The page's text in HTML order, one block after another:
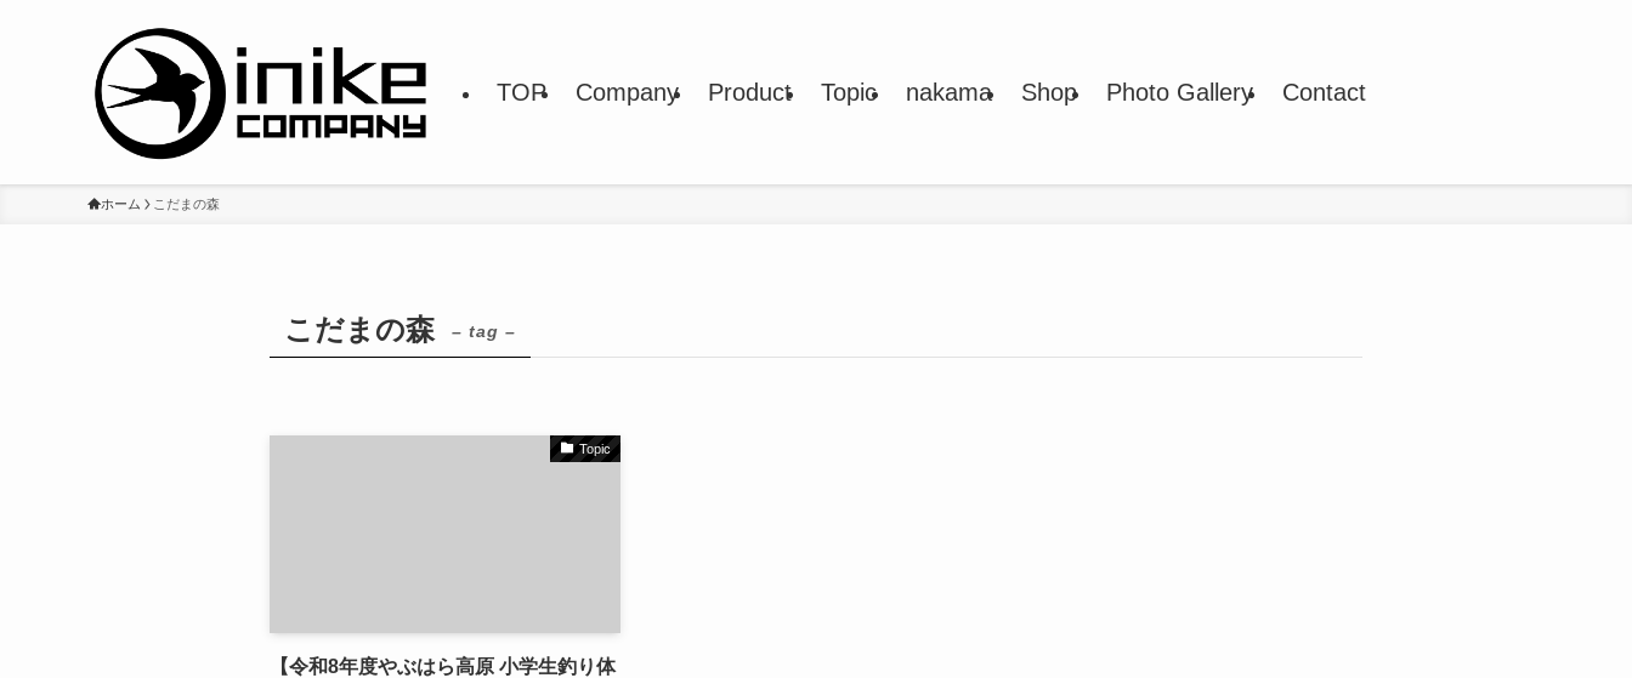
TOP Company Product Topic nakama Shop Photo Gallery Contact
ホーム こだまの森
こだまの森 – tag –
Topic
【令和8年度やぶはら高原 小学生釣り体